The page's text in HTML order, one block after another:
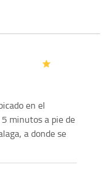
en el
minutos a pie de
a donde se